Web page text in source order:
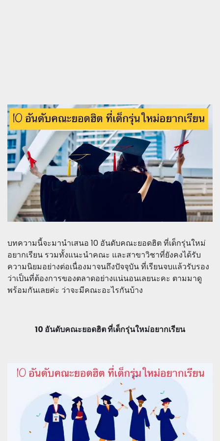
บทความนี้จะมานำเสนอ 10 อันดับคณะยอดฮิต ที่เด็กรุ่นใหม่
อยากเรียน รวมทั้งแนะนำคณะ และสาขาวิชาที่ยังคงได้รับ
ความนิยมอย่างต่อเนื่องมาจนถึงปัจจุบัน ที่เรียนจบแล้วรับรอง
ว่าเป็นที่ต้องการของตลาดอย่างแน่นอนเลยนะคะ ตามมาดู
พร้อมกันเลยค่ะ ว่าจะมีคณะอะไรกันบ้าง
10 อันดับคณะยอดฮิต ที่เด็กรุ่นใหม่อยากเรียน